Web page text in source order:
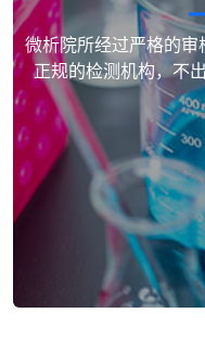
微析院所经过严格的
正规的检测机构，不